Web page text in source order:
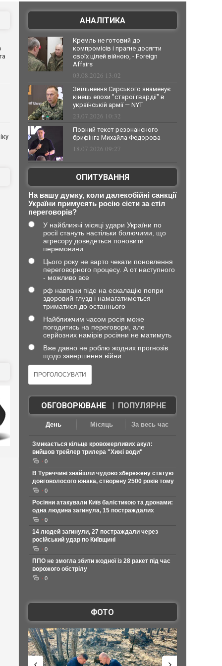
АНАЛІТИКА
Кремль не готовий до
компромісів і прагне досягти
своїх цілей війною, - Foreign
Affairs
03.08.2026 13:02
Звільнення Сирського знаменує
кінець епохи "старої гвардії" в
українській армії — NYT
23.07.2026 10:32
Повний текст резонансного
брифінга Михайла Федорова
18.07.2026 09:27
ОПИТУВАННЯ
На вашу думку, коли далекобійні санкції
України примусять росію сісти за стіл
переговорів?
У найближчі місяці удари України по
росії стануть настільки болючими, що
агресору доведеться поновити
перемовини
Цього року не варто чекати поновлення
переговорного процесу. А от наступного
- можливо все
рф навпаки піде на ескалацію попри
здоровий глузд і намагатиметься
триматися до останнього
Найближчим часом росія може
погодитись на переговори, але
серйозних намірів росіяни не матимуть
Вже давно не роблю жодних прогнозів
щодо завершення війни
ОБГОВОРЮВАНЕ| ПОПУЛЯРНЕ
День Місяць За весь час
Змикається кільце кровожерливих акул:
вийшов трейлер трилера "Хижі води"
0
В Туреччині знайшли чудово збережену статую
довговолосого юнака, створену 2500 років тому
0
Росіяни атакували Київ балістикою та дронами:
одна людина загинула, 15 постраждалих
0
14 людей загинули, 27 постраждали через
російський удар по Київщині
0
ППО не змогла збити жодної із 28 ракет під час
ворожого обстрілу
0
ФОТО